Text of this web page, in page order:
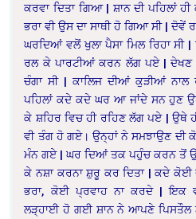
ਕਰਵਾ ਦਿਤਾ ਗਿਆ | ਸ਼ਾਨ ਦੀ ਪਹਿਲਾਂ
ਭਰਾ ਵੀ ਉਸ ਦਾ ਸਾਥੀ ਹੋ ਗਿਆ ਸੀ |
ਘਰਦਿਆਂ ਵਲੋਂ ਖੁਲਾ ਪੈਸਾ ਮਿਲ ਰਿਹਾ ਸੀ
ਰਲ ਕੇ ਪਾਰਟੀਆਂ ਕਰਨ ਲੱਗ ਪਏ | ਦੇਖਣ
ਚੰਗਾ ਸੀ | ਕਾਲਿਜ ਦੀਆਂ ਕੁੜੀਆਂ
ਪਹਿਲਾਂ ਕਦੇ ਕਦੇ ਘਰ ਆ ਜਾਂਦੇ ਸਨ ਹੁਣ
ਕੇ ਸ਼ਹਿਰ ਵਿਚ ਹੀ ਰਹਿਣ ਲੱਗ ਪਏ | ਉਥੇ
ਵੀ ਤੰਗ ਹੋ ਗਏ। ਉਨ੍ਹਾਂ ਨੇ ਸਮਝਾਉਣ ਦੀ
ਮੰਨ ਗਏ | ਘਰ ਦਿਆਂ ਤਕ ਪਹੁੰਚ ਕਰਨ ਤੋਂ
ਕੇ ਨਸ਼ਾ ਕਰਨਾ ਸ਼ੁਰੂ ਕਰ ਦਿਤਾ | ਕਦੇ ਕੋਈ
ਭਰਾ, ਕੋਈ ਪ੍ਰਵਾਹ ਨਾ ਕਰਦੇ | ਇਕ
ਲੜ੍ਹਾਈ ਹੋ ਗਈ ਸ਼ਾਨ ਨੇ ਆਪਣੇ ਪਿਸਤੌਲ